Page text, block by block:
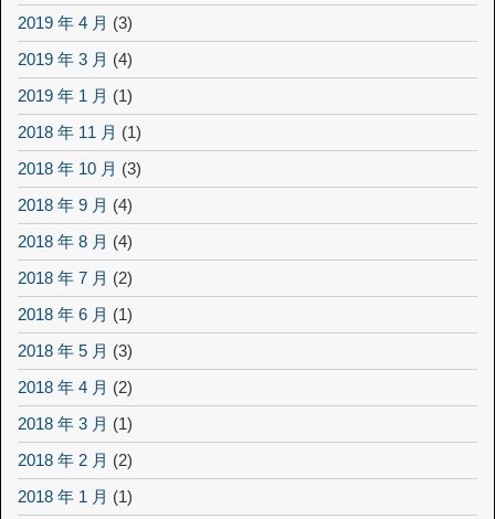
2019 年 4 月 (3)
2019 年 3 月 (4)
2019 年 1 月 (1)
2018 年 11 月 (1)
2018 年 10 月 (3)
2018 年 9 月 (4)
2018 年 8 月 (4)
2018 年 7 月 (2)
2018 年 6 月 (1)
2018 年 5 月 (3)
2018 年 4 月 (2)
2018 年 3 月 (1)
2018 年 2 月 (2)
2018 年 1 月 (1)